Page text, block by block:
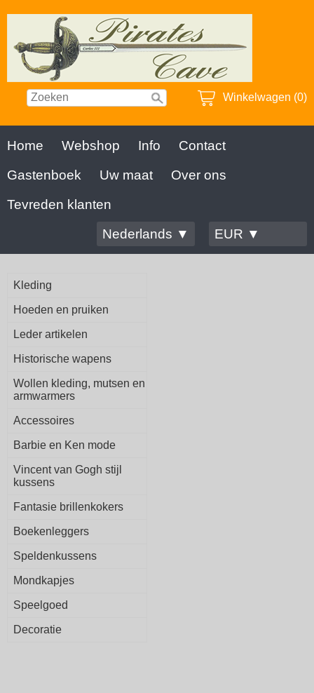
Winkelwagen (0)
Home Webshop Info
Contact
Gastenboek
Uw maat
Over ons
Tevreden klanten
Nederlands ▼
EUR ▼
Kleding
Hoeden en pruiken
Leder artikelen
Historische wapens
Wollen kleding, mutsen en
armwarmers
Accessoires
Barbie en Ken mode
Vincent van Gogh stijl
kussens
Fantasie brillenkokers
Boekenleggers
Speldenkussens
Mondkapjes
Speelgoed
Decoratie